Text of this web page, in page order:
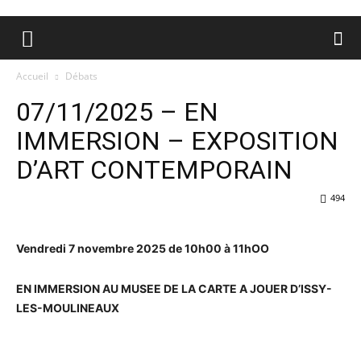
Accueil Débats
07/11/2025 – EN
IMMERSION – EXPOSITION
D’ART CONTEMPORAIN
494
Vendredi 7 novembre 2025 de 10h00 à 11hOO
EN IMMERSION AU MUSEE DE LA CARTE A JOUER D’ISSY-
LES-MOULINEAUX